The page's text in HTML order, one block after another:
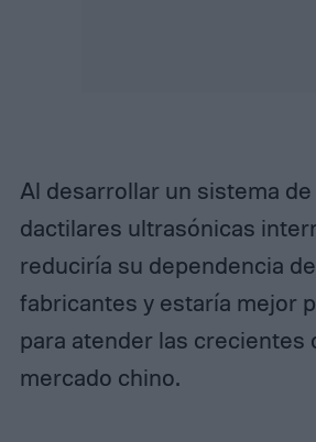
Al desarrollar un sistema
dactilares ultrasónicas
reduciría su dependencia
fabricantes y estaría mejor
para atender las crecientes
mercado chino.